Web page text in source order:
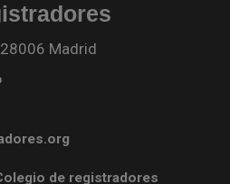
Madrid
de registradores